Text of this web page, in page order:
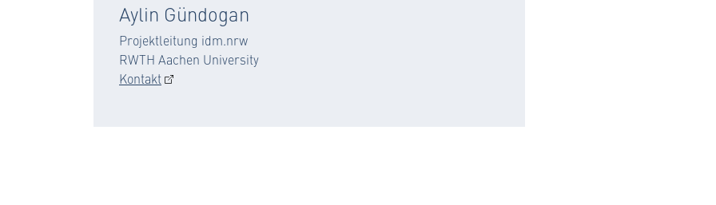
Aylin Gündogan
Projektleitung idm.nrw
RWTH Aachen University
Kontakt